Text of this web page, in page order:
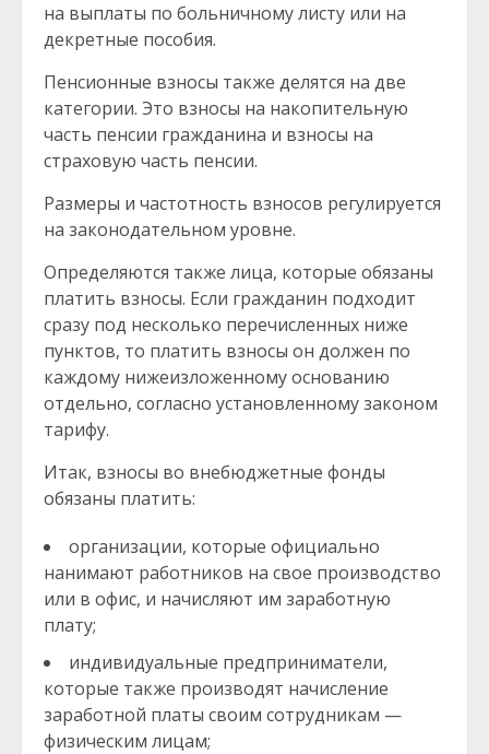
на выплаты по больничному листу или на
декретные пособия.
Пенсионные взносы также делятся на две
категории. Это взносы на накопительную
часть пенсии гражданина и взносы на
страховую часть пенсии.
Размеры и частотность взносов регулируется
на законодательном уровне.
Определяются также лица, которые обязаны
платить взносы. Если гражданин подходит
сразу под несколько перечисленных ниже
пунктов, то платить взносы он должен по
каждому нижеизложенному основанию
отдельно, согласно установленному законом
тарифу.
Итак, взносы во внебюджетные фонды
обязаны платить:
организации, которые официально
нанимают работников на свое производство
или в офис, и начисляют им заработную
плату;
индивидуальные предприниматели,
которые также производят начисление
заработной платы своим сотрудникам —
физическим лицам;